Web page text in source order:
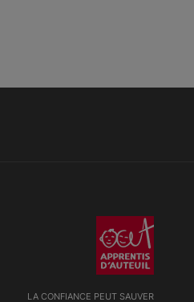
LA CONFIANCE PEUT SAUVER